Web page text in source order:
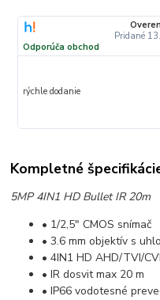
Pridané
Odporúča obchod
rýchle dodanie
Kompletné
5MP 4IN1 HD Bullet IR 20m
• 1/2,5" CMOS snímač
• 3.6 mm objektív s
• 4IN1 HD AHD/TVI/
• IR dosvit max 20 m
• IP66 vodotesné